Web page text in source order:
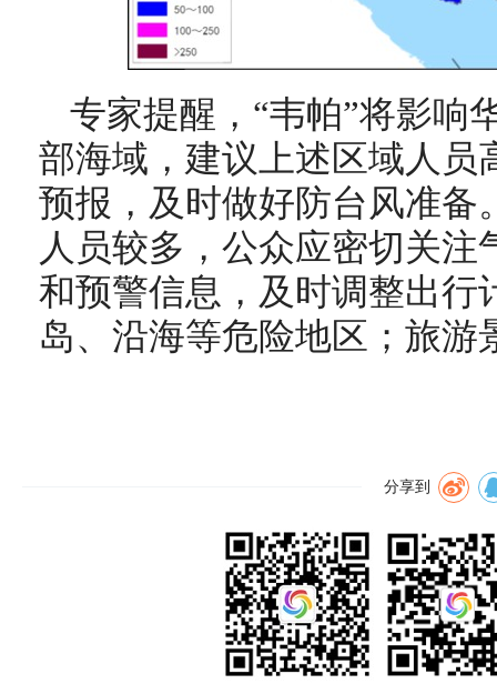
专家提醒，“韦帕”将影响
部海域，建议上述区域人员
预报，及时做好防台风准备
人员较多，公众应密切关
和预警信息，及时调整出行
岛、沿海等危险地区；旅游
分享到